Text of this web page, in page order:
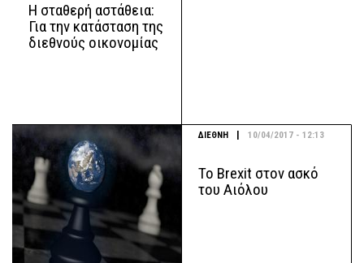
Η σταθερή αστάθεια:
Για την κατάσταση της
διεθνούς οικονομίας
ΔΙΕΘΝΗ 10/04/2017 - 12:13
Το Brexit στον ασκό
του Αιόλου